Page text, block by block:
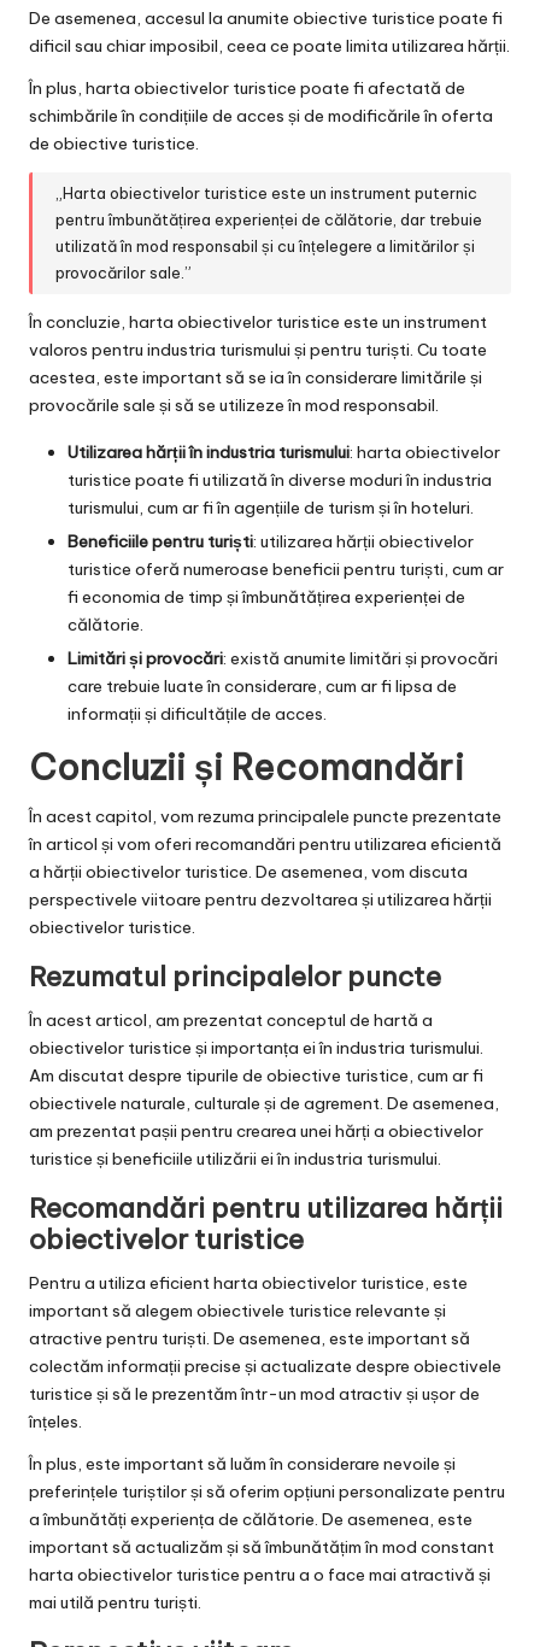
De asemenea, accesul la anumite obiective turistice poate fi
dificil sau chiar imposibil, ceea ce poate limita utilizarea hărții.
În plus, harta obiectivelor turistice poate fi afectată de
schimbările în condițiile de acces și de modificările în oferta
de obiective turistice.
„Harta obiectivelor turistice este un instrument puternic
pentru îmbunătățirea experienței de călătorie, dar trebuie
utilizată în mod responsabil și cu înțelegere a limitărilor și
provocărilor sale.”
În concluzie, harta obiectivelor turistice este un instrument
valoros pentru industria turismului și pentru turiști. Cu toate
acestea, este important să se ia în considerare limitările și
provocările sale și să se utilizeze în mod responsabil.
Utilizarea hărții în industria turismului: harta obiectivelor
turistice poate fi utilizată în diverse moduri în industria
turismului, cum ar fi în agențiile de turism și în hoteluri.
Beneficiile pentru turiști: utilizarea hărții obiectivelor
turistice oferă numeroase beneficii pentru turiști, cum ar
fi economia de timp și îmbunătățirea experienței de
călătorie.
Limitări și provocări: există anumite limitări și provocări
care trebuie luate în considerare, cum ar fi lipsa de
informații și dificultățile de acces.
Concluzii și Recomandări
În acest capitol, vom rezuma principalele puncte prezentate
în articol și vom oferi recomandări pentru utilizarea eficientă
a hărții obiectivelor turistice. De asemenea, vom discuta
perspectivele viitoare pentru dezvoltarea și utilizarea hărții
obiectivelor turistice.
Rezumatul principalelor puncte
În acest articol, am prezentat conceptul de hartă a
obiectivelor turistice și importanța ei în industria turismului.
Am discutat despre tipurile de obiective turistice, cum ar fi
obiectivele naturale, culturale și de agrement. De asemenea,
am prezentat pașii pentru crearea unei hărți a obiectivelor
turistice și beneficiile utilizării ei în industria turismului.
Recomandări pentru utilizarea hărții
obiectivelor turistice
Pentru a utiliza eficient harta obiectivelor turistice, este
important să alegem obiectivele turistice relevante și
atractive pentru turiști. De asemenea, este important să
colectăm informații precise și actualizate despre obiectivele
turistice și să le prezentăm într-un mod atractiv și ușor de
înțeles.
În plus, este important să luăm în considerare nevoile și
preferințele turiștilor și să oferim opțiuni personalizate pentru
a îmbunătăți experiența de călătorie. De asemenea, este
important să actualizăm și să îmbunătățim în mod constant
harta obiectivelor turistice pentru a o face mai atractivă și
mai utilă pentru turiști.